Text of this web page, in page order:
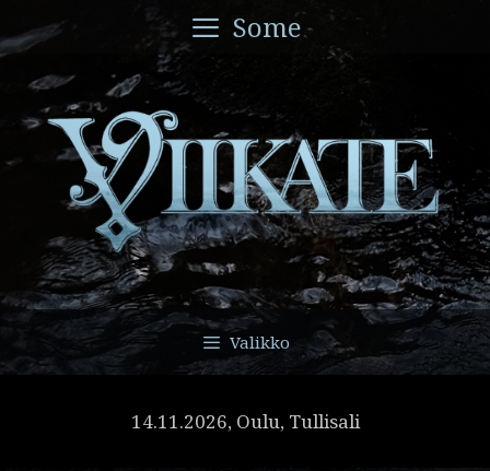
sisältöön
Some
Valikko
14.11.2026, Oulu, Tullisali